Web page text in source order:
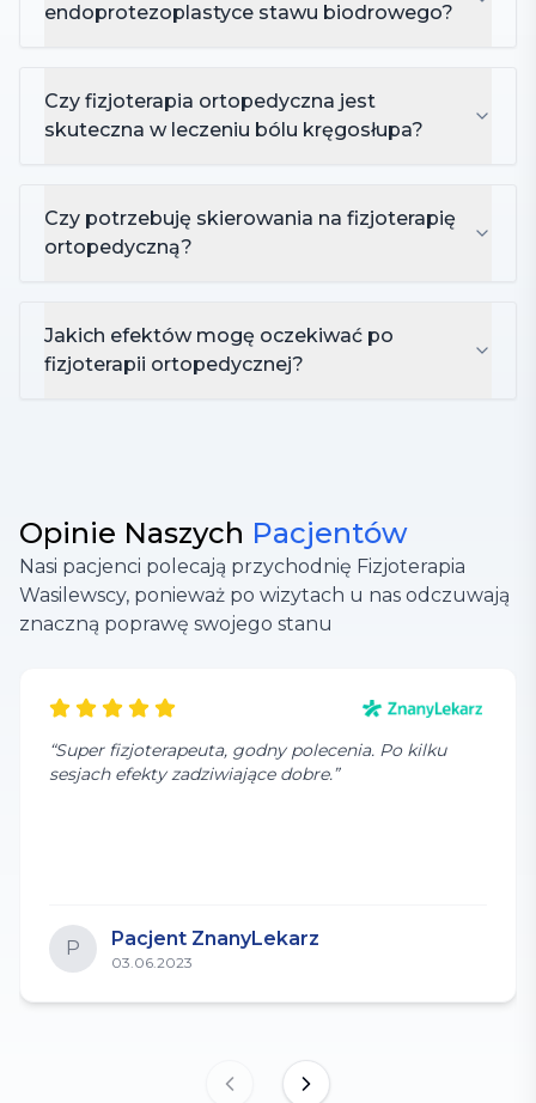
endoprotezoplastyce stawu biodrowego?
Czy fizjoterapia ortopedyczna jest
skuteczna w leczeniu bólu kręgosłupa?
Czy potrzebuję skierowania na fizjoterapię
ortopedyczną?
Jakich efektów mogę oczekiwać po
fizjoterapii ortopedycznej?
Opinie Naszych Pacjentów
Nasi pacjenci polecają przychodnię Fizjoterapia
Wasilewscy, ponieważ po wizytach u nas odczuwają
znaczną poprawę swojego stanu
“Super fizjoterapeuta, godny polecenia. Po kilku
sesjach efekty zadziwiające dobre.”
P Pacjent ZnanyLekarz
03.06.2023